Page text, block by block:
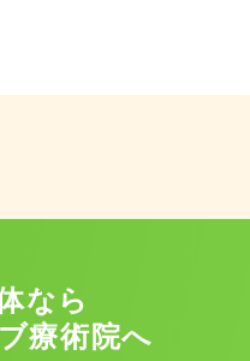
なら
療術院へ